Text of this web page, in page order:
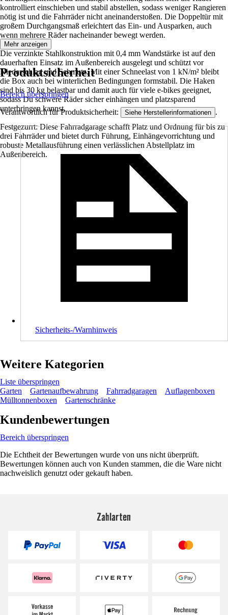
kontrolliert einschieben und stabil abstellen, sodass weniger Rangieren
nötig ist und die Fahrräder nicht aneinanderstoßen. Die Doppeltür mit
großem Durchgangsmaß erleichtert das Ein- und Ausparken, auch
wenn mehrere Räder nacheinander bewegt werden.
Die verzinkte Stahlkonstruktion mit 0,4 mm Wandstärke ist auf den
dauerhaften Einsatz im Außenbereich ausgelegt und schützt vor
Niederschlag und Schmutz. Mit einer Schneelast von 1 kN/m² bleibt
die Box auch bei winterlichen Bedingungen formstabil. Die Haken
sind bis 30 kg belastbar und damit auch für viele e-bikes geeignet,
sodass Du schwere Räder sicher einhängen und platzsparend
unterbringen kannst.
Festgezurrt: Diese Fahrradgarage schafft Platz und Ordnung für bis zu
drei Fahrräder und bietet durch Führung, Einhängevorrichtung und
robuste Metallausführung einen verlässlichen Abstellplatz im
Außenbereich.
Mehr anzeigen
Produktsicherheit
Bereich überspringen
Verantwortlich für Produktsicherheit: Siehe Herstellerinformationen .
Sicherheits-/Warnhinweis
Weitere Kategorien
Liste überspringen
Garten
Gartenaufbewahrung Fahrradgaragen
Auflagenboxen
Mülltonnenboxen
Gartenschränke
Kundenbewertungen
Bereich überspringen
Die Echtheit der Bewertungen wurde von uns nicht überprüft.
Bewertungen können auch von Kunden stammen, die die Ware nicht
nachweislich genutzt oder gekauft haben.
Zahlarten